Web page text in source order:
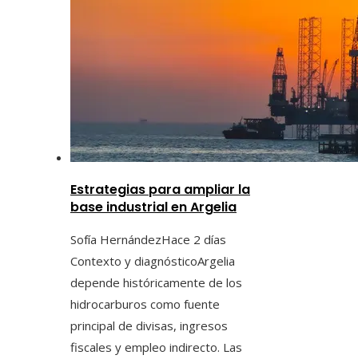
Estrategias para ampliar la
base industrial en Argelia
Sofía HernándezHace 2 días
Contexto y diagnósticoArgelia
depende históricamente de los
hidrocarburos como fuente
principal de divisas, ingresos
fiscales y empleo indirecto. Las